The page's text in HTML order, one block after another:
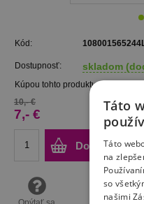
Kód:
Dostupnosť: skladom
Kúpou tohto produktu získate
10,- €
7,- €
Do košíka
Táto
Táto
na
so
našimi